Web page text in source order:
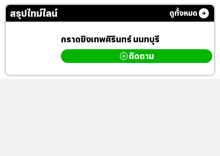
สรุปไทม์ไลน์ ดูทั้งหมด
กราดยิงเทพศิรินทร์ นนทบุรี
ติดตาม